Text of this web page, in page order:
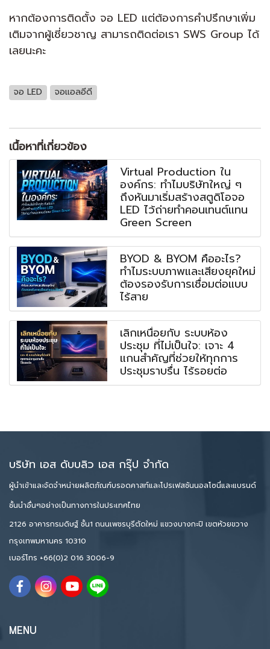
หากต้องการติดตั้ง จอ LED แต่ต้องการคำปรึกษาเพิ่ม
เติมจากผู้เชี่ยวชาญ สามารถติดต่อเรา SWS Group ได้
เลยนะคะ
จอ LED จอแอลอีดี
เนื้อหาที่เกี่ยวข้อง
Virtual Production ใน
องค์กร: ทำไมบริษัทใหญ่ ๆ
ถึงหันมาเริ่มสร้างสตูดิโอจอ
LED ไว้ถ่ายทำคอนเทนต์แทน
Green Screen
BYOD & BYOM คืออะไร?
ทำไมระบบภาพและเสียงยุคใหม่
ต้องรองรับการเชื่อมต่อแบบ
ไร้สาย
เลิกเหนื่อยกับ ระบบห้อง
ประชุม ที่ไม่เป็นใจ: เจาะ 4
แกนสำคัญที่ช่วยให้ทุกการ
ประชุมราบรื่น ไร้รอยต่อ
บริษัท เอส ดับบลิว เอส กรุ๊ป จำกัด
ผู้นำเข้าและจัดจำหน่ายผลิตภัณฑ์บรอดคาสท์และโปรเฟสชันนอลโซนี่และแบรนด์
ชั้นนำอื่นๆอย่างเป็นทางการในประเทศไทย
2126 อาคารกรมดิษฐ์ ชั้น1 ถนนเพชรบุรีตัดใหม่ แขวงบางกะปิ เขตห้วยขวาง
กรุงเทพมหานคร 10310
เบอร์โทร +66(0)2 016 3006-9
MENU